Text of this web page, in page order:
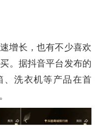
增长，也有不少喜欢
。据抖音平台发布的
洗衣机等产品在首